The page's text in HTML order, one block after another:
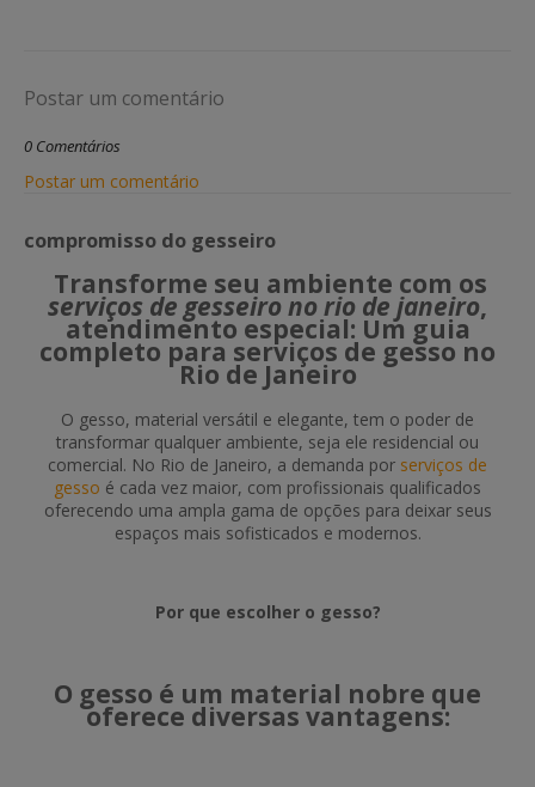
Postar um comentário
0 Comentários
Postar um comentário
compromisso do gesseiro
Transforme seu ambiente com os
serviços de gesseiro no rio de janeiro,
atendimento especial: Um guia
completo para serviços de gesso no
Rio de Janeiro
O gesso, material versátil e elegante, tem o poder de
transformar qualquer ambiente, seja ele residencial ou
comercial. No Rio de Janeiro, a demanda por serviços de
gesso é cada vez maior, com profissionais qualificados
oferecendo uma ampla gama de opções para deixar seus
espaços mais sofisticados e modernos.
Por que escolher o gesso?
O gesso é um material nobre que
oferece diversas vantagens: